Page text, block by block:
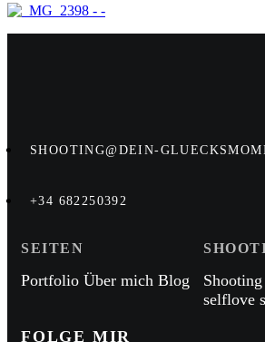
SHOOTING@DEIN-
+34 682250392
SEITEN
Portfolio Über mich Blog
selflove
FOLGE MIR